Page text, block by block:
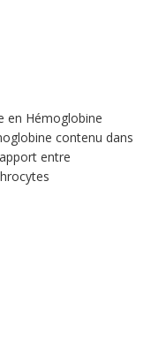
en Hémoglobine
contenu dans
entre